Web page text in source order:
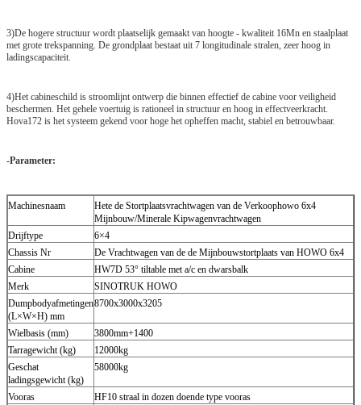
3)De hogere structuur wordt plaatselijk gemaakt van hoogte - kwaliteit 16Mn en staalplaat
met grote trekspanning. De grondplaat bestaat uit 7 longitudinale stralen, zeer hoog in
ladingscapaciteit.
4)Het cabineschild is stroomlijnt ontwerp die binnen effectief de cabine voor veiligheid
beschermen. Het gehele voertuig is rationeel in structuur en hoog in effectveerkracht.
Hova172 is het systeem gekend voor hoge het opheffen macht, stabiel en betrouwbaar.
-Parameter:
Machinesnaam
Hete de Stortplaatsvrachtwagen van de Verkoophowo 6x4
Mijnbouw/Minerale Kipwagenvrachtwagen
Drijftype
6×4
Chassis Nr
De Vrachtwagen van de de Mijnbouwstortplaats van HOWO 6x4
Cabine
HW7D 53° tiltable met a/c en dwarsbalk
Merk
SINOTRUK HOWO
Dumpbodyafmetingen
(L×W×H) mm
8700x3000x3205
Wielbasis (mm)
3800mm+1400
Tarragewicht (kg)
12000kg
Geschat
ladingsgewicht (kg)
58000kg
Vooras HF10 straal in dozen doende type vooras